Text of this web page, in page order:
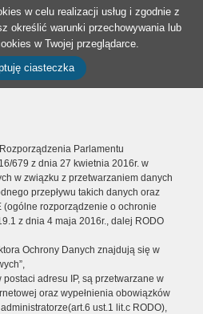
w celu realizacji usług i zgodnie z
określić warunki przechowywania lub
w Twojej przeglądarce.
ciasteczka
Parlamentu
679 z dnia 27 kwietnia 2016r. w
w związku z przetwarzaniem danych
przepływu takich danych oraz
(ogólne rozporządzenie o ochronie
z dnia 4 maja 2016r., dalej RODO
Ochrony Danych znajdują się w
adresu IP, są przetwarzane w
oraz wypełnienia obowiązków
ust.1 lit.c RODO),